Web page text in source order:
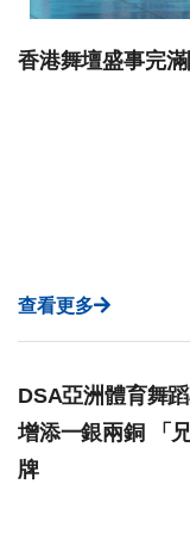
香港舞壇盛事完
查看更多
DSA亞洲體育舞
增添一銀兩銅 「
牌